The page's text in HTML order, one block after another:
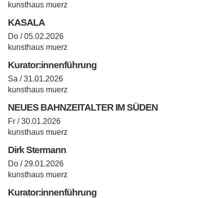
kunsthaus muerz
KASALA
Do / 05.02.2026
kunsthaus muerz
Kurator:innenführung
Sa / 31.01.2026
kunsthaus muerz
NEUES BAHNZEITALTER IM SÜDEN
Fr / 30.01.2026
kunsthaus muerz
Dirk Stermann
Do / 29.01.2026
kunsthaus muerz
Kurator:innenführung